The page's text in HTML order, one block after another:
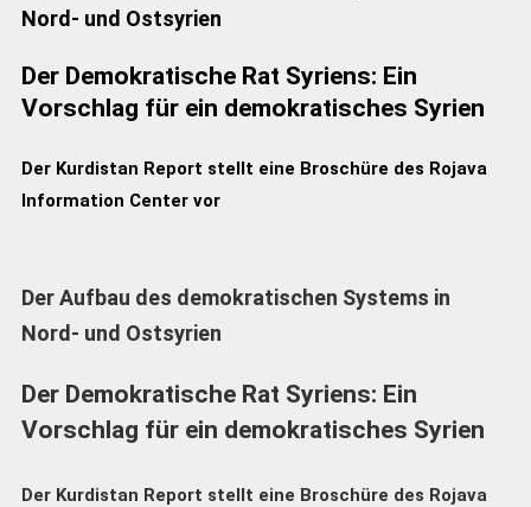
Nord- und Ostsyrien
Der Demokratische Rat Syriens: Ein
Vorschlag für ein demokratisches Syrien
Der Kurdistan Report stellt eine Broschüre des Rojava
Information Center vor
Der Aufbau des demokratischen Systems in
Nord- und Ostsyrien
Der Demokratische Rat Syriens: Ein
Vorschlag für ein demokratisches Syrien
Der Kurdistan Report stellt eine Broschüre des Rojava